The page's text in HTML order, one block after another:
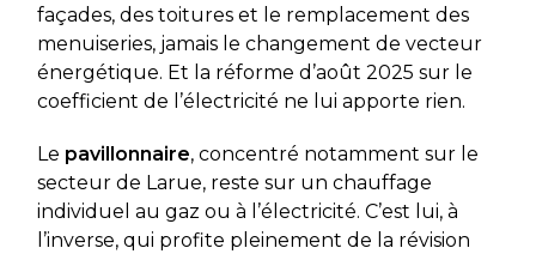
façades, des toitures et le remplacement des
menuiseries, jamais le changement de vecteur
énergétique. Et la réforme d’août 2025 sur le
coefficient de l’électricité ne lui apporte rien.
Le pavillonnaire, concentré notamment sur le
secteur de Larue, reste sur un chauffage
individuel au gaz ou à l’électricité. C’est lui, à
l’inverse, qui profite pleinement de la révision